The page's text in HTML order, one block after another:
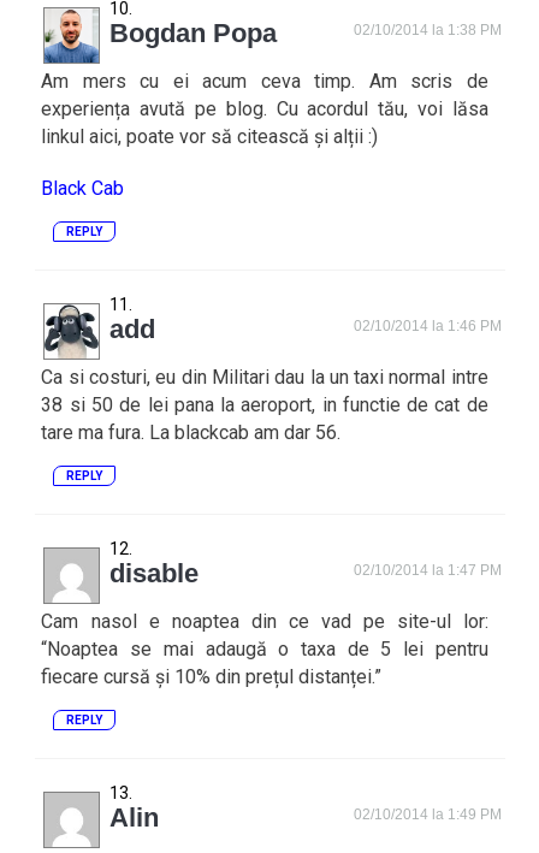
Bogdan Popa 02/10/2014 la 1:38 PM
Am mers cu ei acum ceva timp. Am scris de
experiența avută pe blog. Cu acordul tău, voi lăsa
linkul aici, poate vor să citească și alții :)
Black Cab
REPLY
add 02/10/2014 la 1:46 PM
Ca si costuri, eu din Militari dau la un taxi normal intre
38 si 50 de lei pana la aeroport, in functie de cat de
tare ma fura. La blackcab am dar 56.
REPLY
disable 02/10/2014 la 1:47 PM
Cam nasol e noaptea din ce vad pe site-ul lor:
“Noaptea se mai adaugă o taxa de 5 lei pentru
fiecare cursă și 10% din prețul distanței.”
REPLY
Alin 02/10/2014 la 1:49 PM